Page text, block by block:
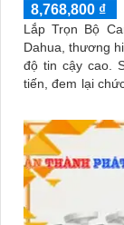
8,768,800 ₫
Lắp Trọn Bộ
Dahua, thương
độ tin cậy cao. Sản phẩm được trang bị công nghệ AI tiên
tiến, đem lại